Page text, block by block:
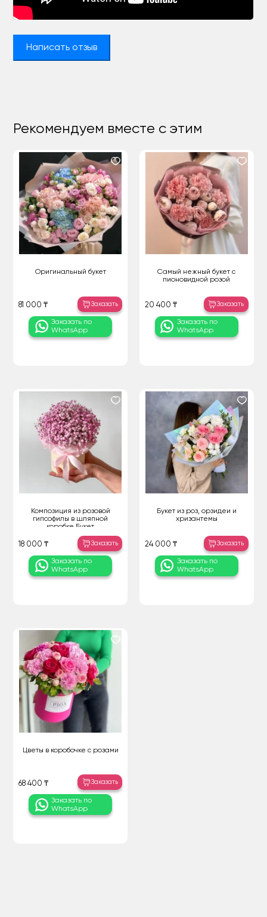
Написать отзыв
Рекомендуем вместе с этим
Оригинальный букет
81 000 ₸ Заказать
Заказать по
WhatsApp
Самый нежный букет с
пионовидной розой
20 400 ₸ Заказать
Заказать по
WhatsApp
Композиция из розовой
гипсофилы в шляпной
коробке Букет
18 000 ₸ Заказать
Заказать по
WhatsApp
Букет из роз, орзидеи и
хризантемы
24 000 ₸ Заказать
Заказать по
WhatsApp
Цветы в коробочке с розами
68 400 ₸ Заказать
Заказать по
WhatsApp